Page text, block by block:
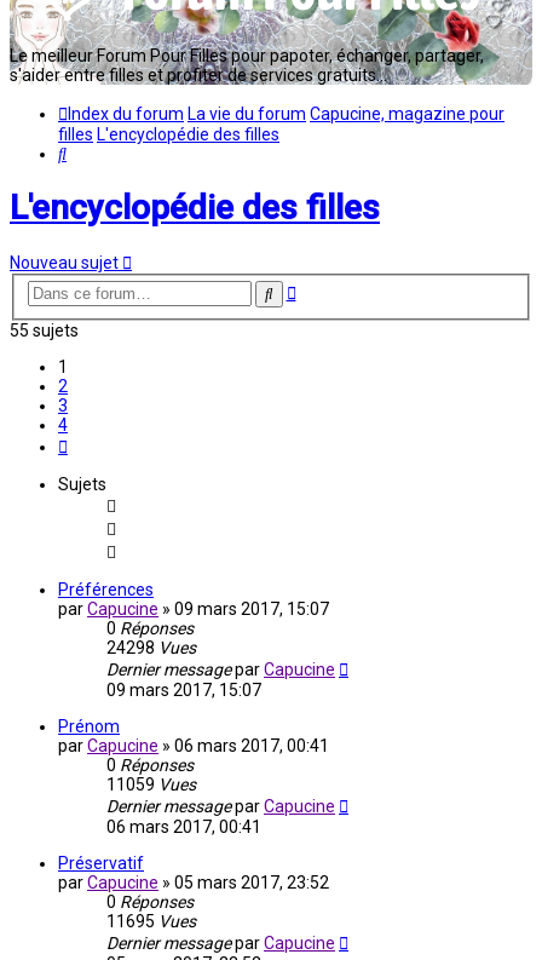
Le meilleur Forum Pour Filles pour papoter, échanger, partager,
s'aider entre filles et profiter de services gratuits...
Index du forum La vie du forum Capucine, magazine pour
filles L'encyclopédie des filles
Rechercher
L'encyclopédie des filles
Nouveau sujet
Rechercher
Recherche
55 sujets
1
2
3
4
Sujets
Préférences
parCapucine » 09 mars 2017, 15:07
0 Réponses
24298 Vues
Dernier messageparCapucine
09 mars 2017, 15:07
Prénom
parCapucine » 06 mars 2017, 00:41
0 Réponses
11059 Vues
Dernier messageparCapucine
06 mars 2017, 00:41
Préservatif
parCapucine » 05 mars 2017, 23:52
0 Réponses
11695 Vues
Dernier messageparCapucine